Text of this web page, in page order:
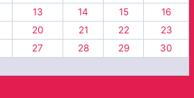
13 14 15
16
20 21 22
23
27 28 29
30